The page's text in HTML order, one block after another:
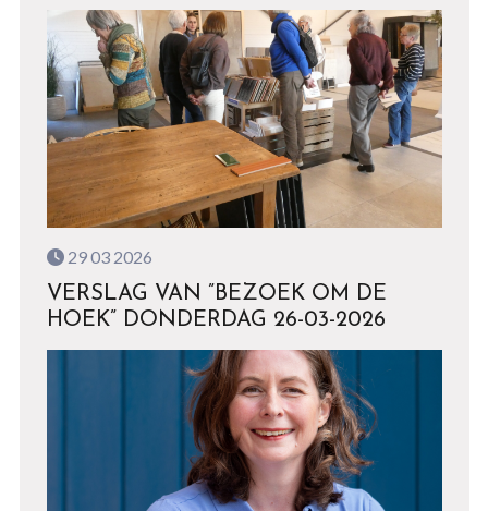
29 03 2026
VERSLAG VAN ”BEZOEK OM DE
HOEK” DONDERDAG 26-03-2026